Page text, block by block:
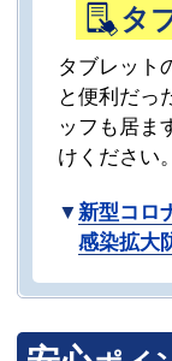
タ
タブレット
と便利だっ
ッフも居ま
けください。
▼ 新型コロ
感染拡大